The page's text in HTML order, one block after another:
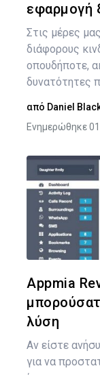
εφαρμογή
Στις μέρες
διάφορους
οπουδήποτε,
δυνατότητες
από Daniel
Ενημερώθηκε 01
Appmia
λύση
Αν είστε
για να